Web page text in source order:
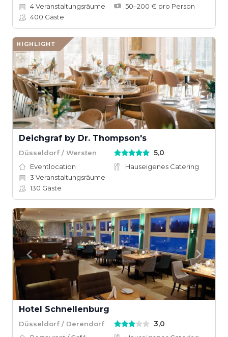
4Veranstaltungsräume
50–200 € pro Person
400 Gäste
HIGHLIGHT
Deichgraf by Dr. Thompson's
Düsseldorf / Wersten 5,0
Eventlocation
Hauseigenes Catering
3 Veranstaltungsräume
130 Gäste
Hotel Schnellenburg
Düsseldorf / Derendorf 3,0